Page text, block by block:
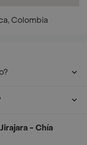
Colombia
- Chía